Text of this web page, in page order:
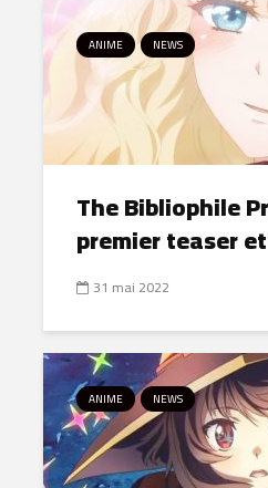
ANIME NEWS
The Bibliophile
premier teaser
31 mai 2022
ANIME NEWS